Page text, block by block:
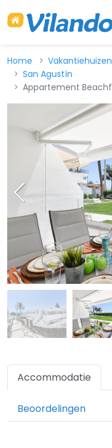
Home Vakantiehuizen
San Agustín
Appartement
Accommodatie
Beoordelingen